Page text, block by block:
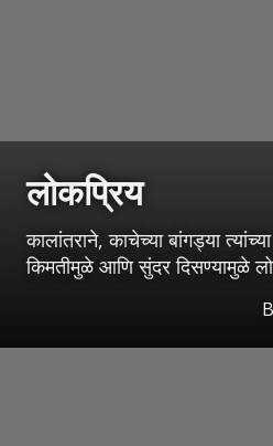
लोकप्रिय
कालांतराने, काचेच्या बांगड्या
किमतीमुळे आणि सुंदर दिसण्यामुळे